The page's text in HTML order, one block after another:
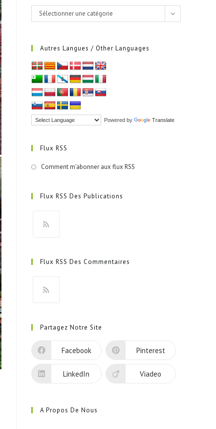
Catégories
Sélectionner une catégorie
Autres Langues / Other Languages
Powered by Translate
Flux RSS
Comment m'abonner aux flux RSS
Flux RSS Des Publications
un
onglet
Flux RSS Des Commentaires
un
nouvel
Partagez Notre Site
Facebook Pinterest
LinkedIn Viadeo
A Propos De Nous